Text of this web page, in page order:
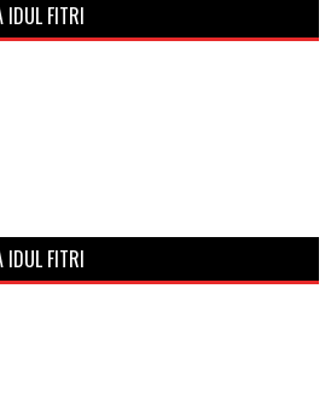
IDUL FITRI
IDUL FITRI